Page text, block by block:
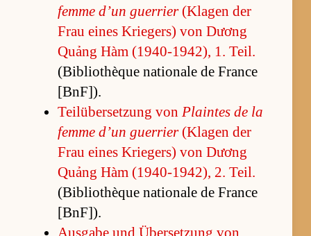
femme d’un guer­rier(Kla­gen der
Frau ei­nes Krie­gers) von Dương
Quảng Hàm (1940-1942), 1. Teil.
(Bi­blio­thèque na­ti­o­nale de France
[B­n­F]).
Teil­über­set­zung von Plain­tes de la
femme d’un guer­rier(Kla­gen der
Frau ei­nes Krie­gers) von Dương
Quảng Hàm (1940-1942), 2. Teil.
(Bi­blio­thèque na­ti­o­nale de France
[B­n­F]).
Aus­gabe und Über­set­zung von